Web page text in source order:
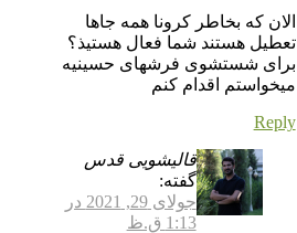
الان که بخاطر کرونا همه جاها
تعطیل هستند شما فعال هستیذ؟
برای شستشوی فرشهای حسینیه
میخواستم اقدام کنم
Reply
قالیشویی قدس
گفته:
جولای 29, 2021 در
1:13 ق.ظ